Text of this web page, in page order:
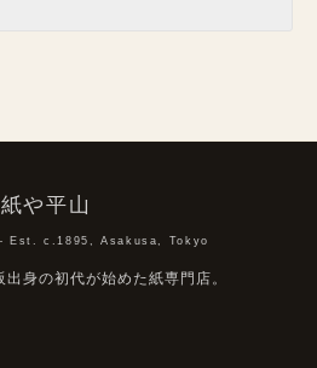
紙や平山
Est. c.1895, Asakusa, Tokyo
身の初代が始めた紙専門店。